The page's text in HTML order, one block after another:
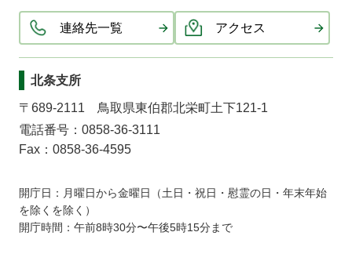
連絡先一覧 アクセス
北条支所
〒689-2111 鳥取県東伯郡北栄町土下121-1
電話番号：0858-36-3111
Fax：0858-36-4595
開庁日：月曜日から金曜日（土日・祝日・慰霊の日・年末年始
を除くを除く）
開庁時間：午前8時30分〜午後5時15分まで